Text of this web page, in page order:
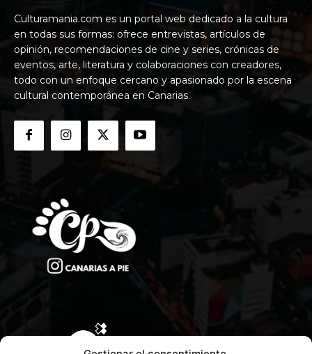
Culturamania.com es un portal web dedicado a la cultura
en todas sus formas: ofrece entrevistas, artículos de
opinión, recomendaciones de cine y series, crónicas de
eventos, arte, literatura y colaboraciones con creadores,
todo con un enfoque cercano y apasionado por la escena
cultural contemporánea en Canarias.